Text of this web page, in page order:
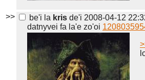
>> be'i la kris de'i 2008-04-12
datnyvei fa la'e zo'oi